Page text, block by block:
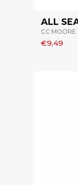
ALL
CC MOORE
€9,49